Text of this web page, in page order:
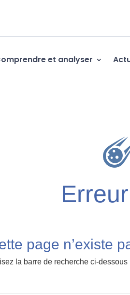
et analyser
page n’existe
la barre de recherche ci-